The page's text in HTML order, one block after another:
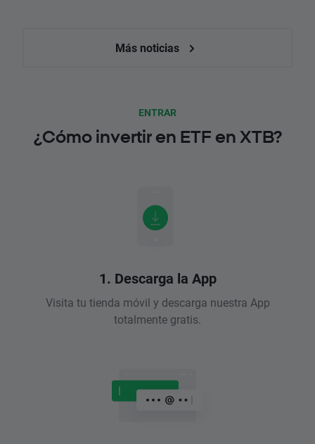
Más noticias
ENTRAR
¿Cómo invertir en ETF en XTB?
1. Descarga la App
Visita tu tienda móvil y descarga nuestra App
totalmente gratis.